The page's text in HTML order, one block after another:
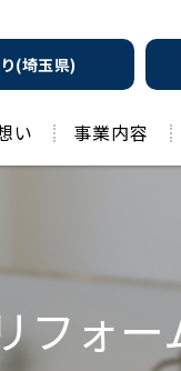
(埼玉県)
い 事業内容
フォー